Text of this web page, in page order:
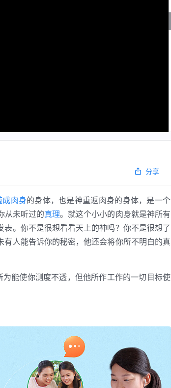
分享
成肉身的身体，也是神重返肉身的身体，是一个
从未听过的真理。就这个小小的肉身就是神所有
。你不是很想看看天上的神吗？你不是很想了
人能告诉你的秘密，他还会将你所不明白的真
能使你测度不透，但他所作工作的一切目标使
能受到他铁杖的管制，但你能从他的说话中听